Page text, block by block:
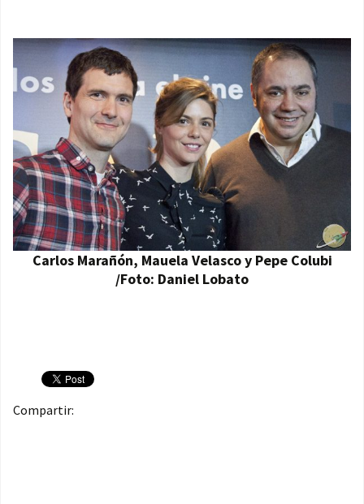
Carlos Marañón, Mauela Velasco y Pepe Colubi
/Foto: Daniel Lobato
Compartir: